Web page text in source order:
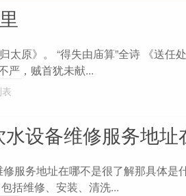
太原》。 “得失由庙算”全诗 《送任
严，贼首犹未献...
设备维修服务地址
服务地址在哪不是很了解那具体是
括维修、安装、清洗...